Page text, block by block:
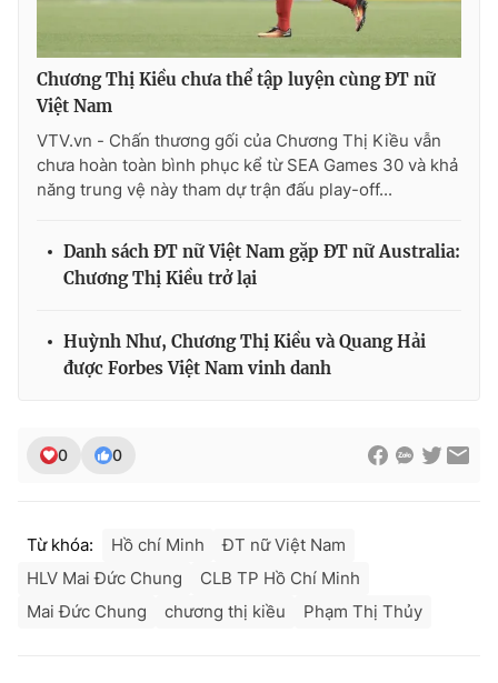
Chương Thị Kiều chưa thể tập luyện cùng ĐT nữ
Việt Nam
VTV.vn - Chấn thương gối của Chương Thị Kiều vẫn
chưa hoàn toàn bình phục kể từ SEA Games 30 và khả
năng trung vệ này tham dự trận đấu play-off...
Danh sách ĐT nữ Việt Nam gặp ĐT nữ Australia:
Chương Thị Kiều trở lại
Huỳnh Như, Chương Thị Kiều và Quang Hải
được Forbes Việt Nam vinh danh
0 0
Từ khóa: Hồ chí Minh
ĐT nữ Việt Nam
HLV Mai Đức Chung
CLB TP Hồ Chí Minh
Mai Đức Chung
chương thị kiều Phạm Thị Thủy